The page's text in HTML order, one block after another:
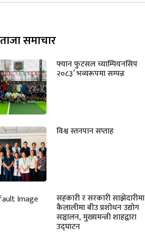
ताजा समाचार
फ्यान फुटसल च्याम्पियनसिप
२०८३’ भव्यरूपमा सम्पन्न
विश्व स्तनपान सप्ताह
सहकारी र सरकारी साझेदारीमा
कैलालीमा बीउ प्रशोधन उद्योग
सञ्चालन, मुख्यमन्त्री शाहद्वारा
उद्घाटन